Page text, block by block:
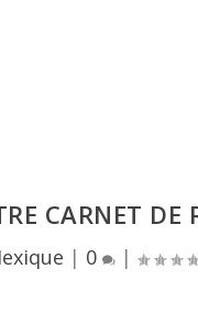
CARNET
| 0 |